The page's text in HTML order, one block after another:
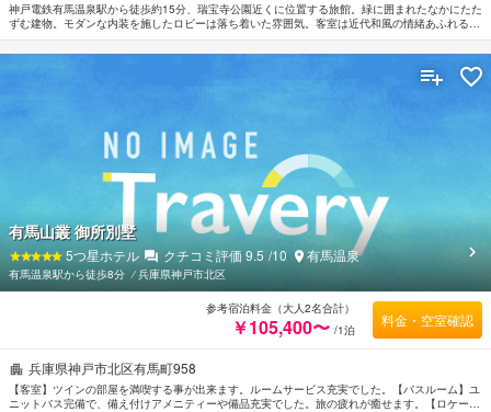
神戸電鉄有馬温泉駅から徒歩約15分、瑞宝寺公園近くに位置する旅館。緑に囲まれたなかにたた
ずむ建物。モダンな内装を施したロビーは落ち着いた雰囲気。客室は近代和風の情緒あふれるイ
ンテリアでまとめられている。岩造りの野外露天風呂があり心身ともにリフレッシュできる。最
寄の空港は伊丹空港。
兵庫県神戸市北区有馬町958
【客室】ツインの部屋を満喫する事が出来ます。ルームサービス充実でした。【バスルーム】ユ
ニットバス完備で、備え付けアメニティーや備品充実でした。旅の疲れが癒せます。【ロケーシ
有馬山叢 御所別墅
5つ星ホテル クチコミ評価9.5 /10 有馬温泉
有馬温泉駅から徒歩8分 ⁄兵庫県神戸市北区
参考宿泊料金（大人2名合計）
￥105,400〜 /1泊
料金・空室確認